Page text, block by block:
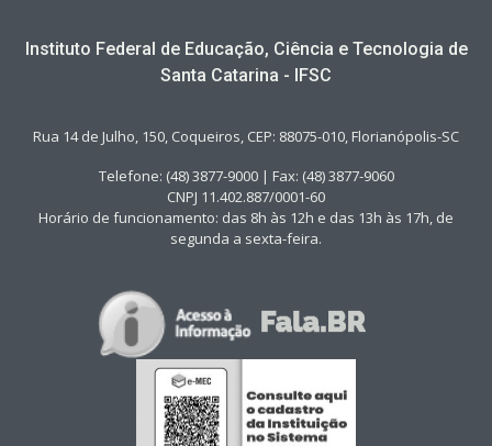
Instituto Federal de Educação, Ciência e Tecnologia de
Santa Catarina - IFSC
Rua 14 de Julho, 150, Coqueiros, CEP: 88075-010, Florianópolis-SC
Telefone: (48) 3877-9000 | Fax: (48) 3877-9060
CNPJ 11.402.887/0001-60
Horário de funcionamento: das 8h às 12h e das 13h às 17h, de
segunda a sexta-feira.